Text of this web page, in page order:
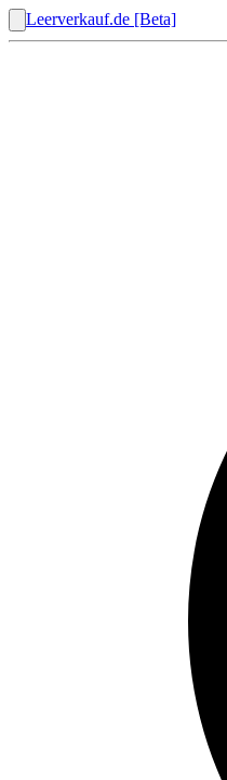
Leerverkauf.de [Beta]